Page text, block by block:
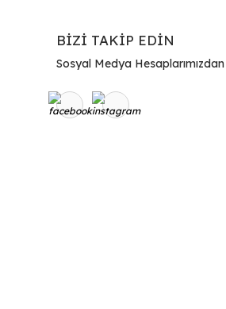
BİZİ TAKİP EDİN
Sosyal Medya